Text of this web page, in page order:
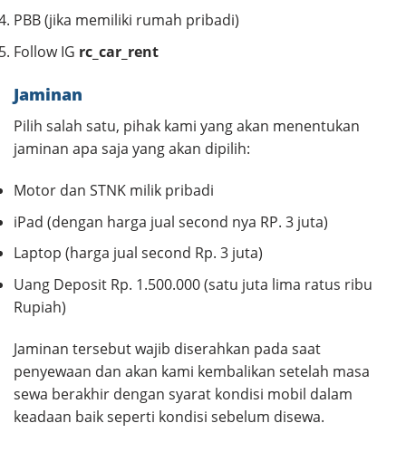
PBB (jika memiliki rumah pribadi)
Follow IG rc_car_rent
Jaminan
Pilih salah satu, pihak kami yang akan menentukan
jaminan apa saja yang akan dipilih:
Motor dan STNK milik pribadi
iPad (dengan harga jual second nya RP. 3 juta)
Laptop (harga jual second Rp. 3 juta)
Uang Deposit Rp. 1.500.000 (satu juta lima ratus ribu
Rupiah)
Jaminan tersebut wajib diserahkan pada saat
penyewaan dan akan kami kembalikan setelah masa
sewa berakhir dengan syarat kondisi mobil dalam
keadaan baik seperti kondisi sebelum disewa.